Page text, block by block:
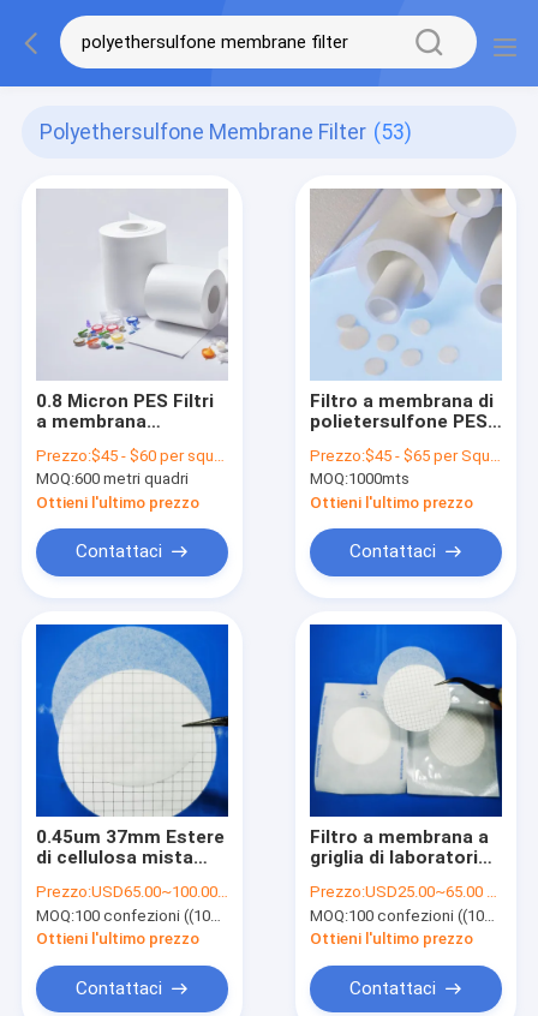
Polyethersulfone Membrane Filter (53)
0.8 Micron PES Filtri
a membrana
grado di
sterilizzazione
idrofila
Prezzo:$45 - $60 per square meter
MOQ:600 metri quadri
Ottieni l'ultimo prezzo
Contattaci
Filtro a membrana di
polietersulfone PES
Prezzo:$45 - $65 per Square Meter
MOQ:1000mts
Ottieni l'ultimo prezzo
Contattaci
0.45um 37mm Estere
di cellulosa mista
membrana a griglia
Sterile per il test di
limite microbico
Prezzo:USD65.00~100.00 per pack
MOQ:100 confezioni ((100 pezzi per confezione)
Ottieni l'ultimo prezzo
Contattaci
Filtro a membrana a
griglia di laboratorio
singolo Sterile per il
test di limite
microbico
Prezzo:USD25.00~65.00 per pack
MOQ:100 confezioni ((100 pezzi per confezione)
Ottieni l'ultimo prezzo
Contattaci